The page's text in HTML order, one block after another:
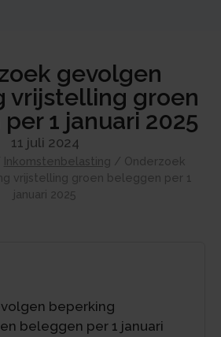
gevolgen
vrijstelling groen
1 januari 2025
11 juli 2024
Inkomstenbelasting / Onderzoek
vrijstelling groen beleggen per 1
januari 2025
beperking
beleggen per 1 januari